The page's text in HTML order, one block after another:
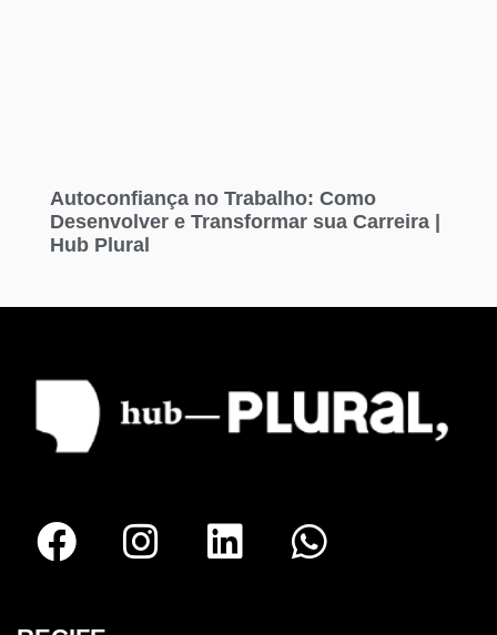
Autoconfiança no Trabalho: Como
Desenvolver e Transformar sua Carreira |
Hub Plural